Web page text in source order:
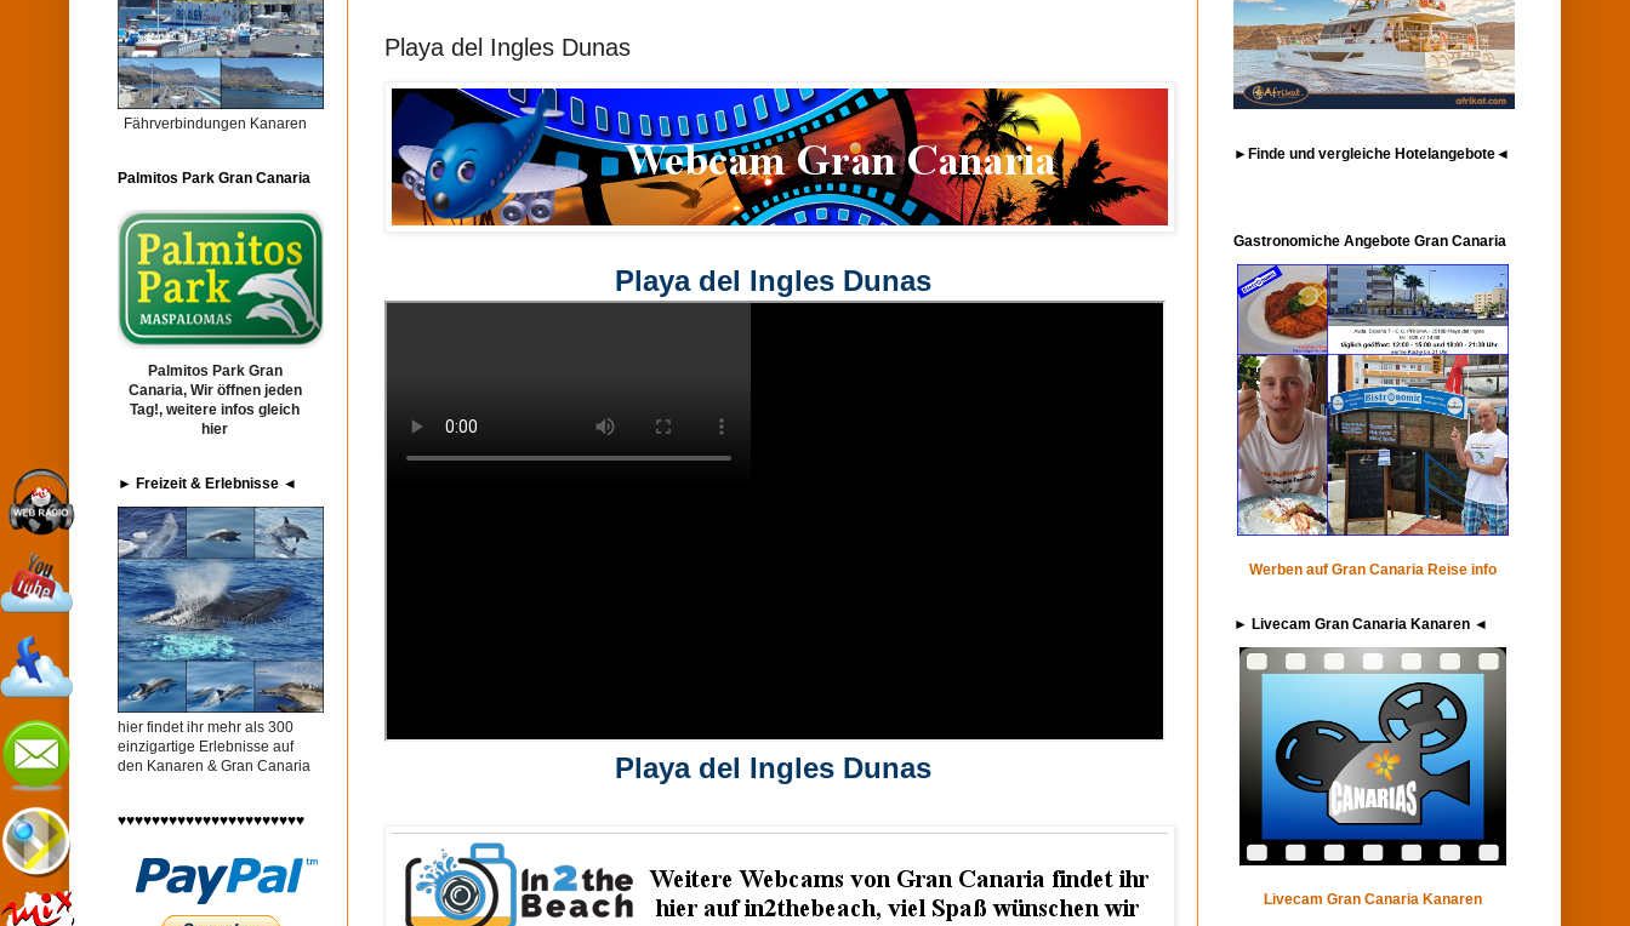
Playa del Ingles Dunas
Playa del Ingles Dunas
Playa del Ingles Dunas
Fährverbindungen Kanaren
Palmitos Park Gran Canaria
Palmitos Park Gran
Canaria, Wir öffnen jeden
Tag!, weitere infos gleich
hier
► Freizeit & Erlebnisse ◄
hier findet ihr mehr als 300
einzigartige Erlebnisse auf
den Kanaren & Gran Canaria
♥♥♥♥♥♥♥♥♥♥♥♥♥♥♥♥♥♥♥♥♥♥
►Finde und vergleiche Hotelangebote◄
Gastronomiche Angebote Gran Canaria
Werben auf Gran Canaria Reise info
► Livecam Gran Canaria Kanaren ◄
Livecam Gran Canaria Kanaren